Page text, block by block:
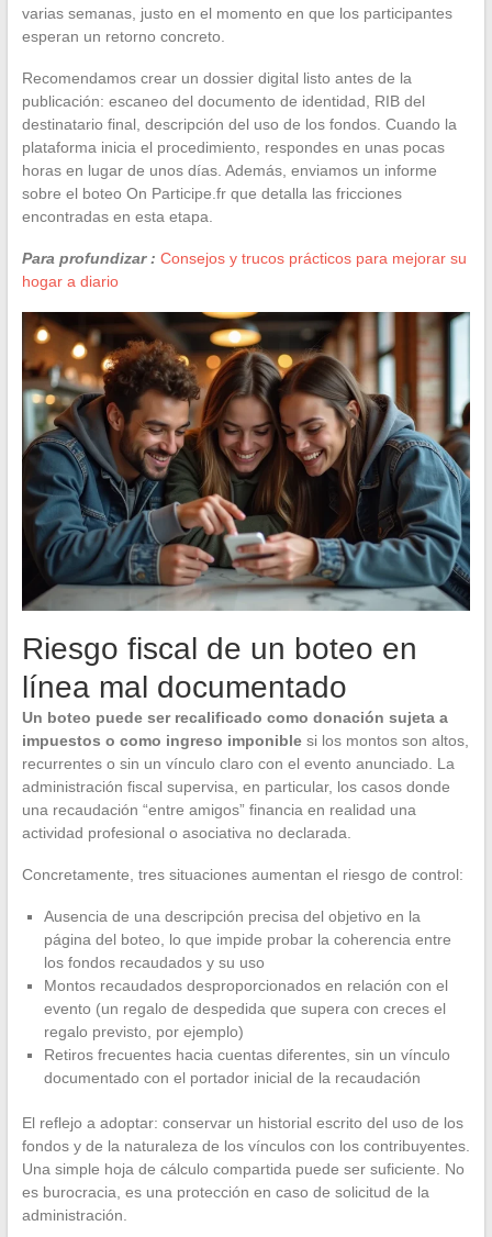
varias semanas, justo en el momento en que los participantes
esperan un retorno concreto.
Recomendamos crear un dossier digital listo antes de la
publicación: escaneo del documento de identidad, RIB del
destinatario final, descripción del uso de los fondos. Cuando la
plataforma inicia el procedimiento, respondes en unas pocas
horas en lugar de unos días. Además, enviamos un informe
sobre el boteo On Participe.fr que detalla las fricciones
encontradas en esta etapa.
Para profundizar : Consejos y trucos prácticos para mejorar su
hogar a diario
Riesgo fiscal de un boteo en
línea mal documentado
Un boteo puede ser recalificado como donación sujeta a
impuestos o como ingreso imponiblesi los montos son altos,
recurrentes o sin un vínculo claro con el evento anunciado. La
administración fiscal supervisa, en particular, los casos donde
una recaudación “entre amigos” financia en realidad una
actividad profesional o asociativa no declarada.
Concretamente, tres situaciones aumentan el riesgo de control:
Ausencia de una descripción precisa del objetivo en la
página del boteo, lo que impide probar la coherencia entre
los fondos recaudados y su uso
Montos recaudados desproporcionados en relación con el
evento (un regalo de despedida que supera con creces el
regalo previsto, por ejemplo)
Retiros frecuentes hacia cuentas diferentes, sin un vínculo
documentado con el portador inicial de la recaudación
El reflejo a adoptar: conservar un historial escrito del uso de los
fondos y de la naturaleza de los vínculos con los contribuyentes.
Una simple hoja de cálculo compartida puede ser suficiente. No
es burocracia, es una protección en caso de solicitud de la
administración.